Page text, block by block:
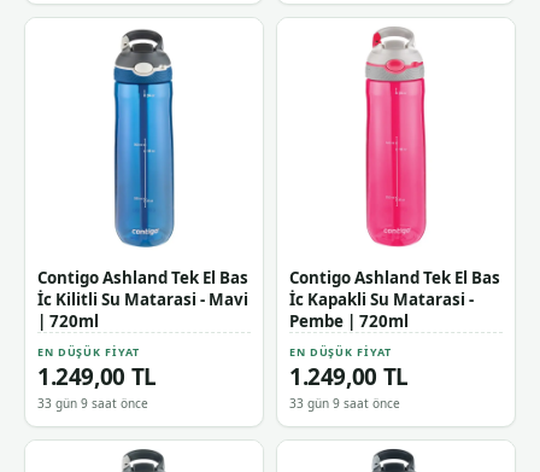
Contigo Ashland Tek El Bas
İc Kilitli Su Matarasi - Mavi
| 720ml
EN DÜŞÜK FIYAT
1.249,00 TL
33 gün 9 saat önce
Contigo Ashland Tek El Bas
İc Kapakli Su Matarasi -
Pembe | 720ml
EN DÜŞÜK FIYAT
1.249,00 TL
33 gün 9 saat önce